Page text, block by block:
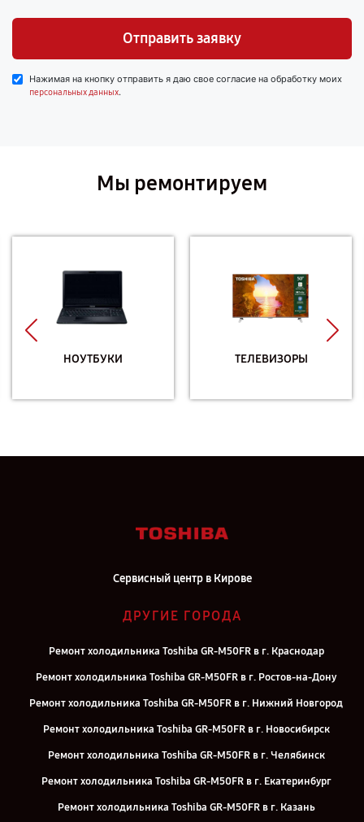
Отправить заявку
Нажимая на кнопку отправить я даю свое согласие на обработку моих
персональных данных.
Мы ремонтируем
НОУТБУКИ ТЕЛЕВИЗОРЫ
Сервисный центр в Кирове
ДРУГИЕ ГОРОДА
Ремонт холодильника Toshiba GR-M50FR в г. Краснодар
Ремонт холодильника Toshiba GR-M50FR в г. Ростов-на-Дону
Ремонт холодильника Toshiba GR-M50FR в г. Нижний Новгород
Ремонт холодильника Toshiba GR-M50FR в г. Новосибирск
Ремонт холодильника Toshiba GR-M50FR в г. Челябинск
Ремонт холодильника Toshiba GR-M50FR в г. Екатеринбург
Ремонт холодильника Toshiba GR-M50FR в г. Казань